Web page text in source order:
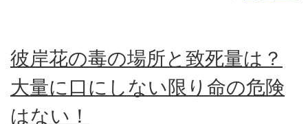
彼岸花の毒の場所と致死量は？
大量に口にしない限り命の危険
はない！